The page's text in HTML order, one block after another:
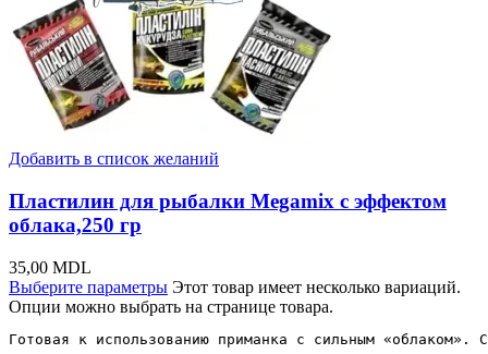
Добавить в список желаний
Пластилин для рыбалки Megamix с эффектом
облака,250 гр
35,00 MDL
Выберите параметры Этот товар имеет несколько вариаций.
Опции можно выбрать на странице товара.
Готовая к использованию приманка с сильным